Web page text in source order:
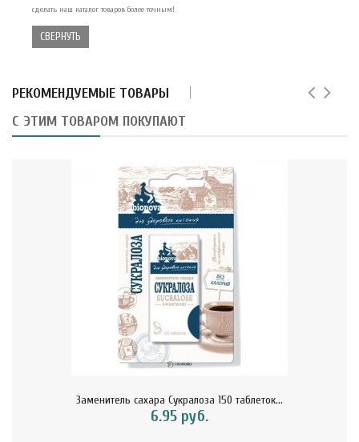
сделать наш каталог товаров более точным!
СВЕРНУТЬ
РЕКОМЕНДУЕМЫЕ ТОВАРЫ
С ЭТИМ ТОВАРОМ ПОКУПАЮТ
Заменитель сахара Сукралоза 150 таблеток...
6.95 руб.